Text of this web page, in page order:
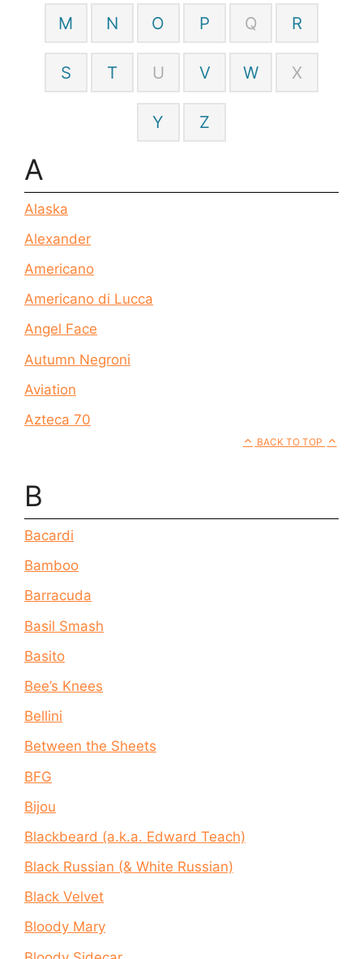
M N O P Q R
S T U V W X
Y Z
A
Alaska
Alexander
Americano
Americano di Lucca
Angel Face
Autumn Negroni
Aviation
Azteca 70
BACK TO TOP
B
Bacardi
Bamboo
Barracuda
Basil Smash
Basito
Bee’s Knees
Bellini
Between the Sheets
BFG
Bijou
Blackbeard (a.k.a. Edward Teach)
Black Russian (& White Russian)
Black Velvet
Bloody Mary